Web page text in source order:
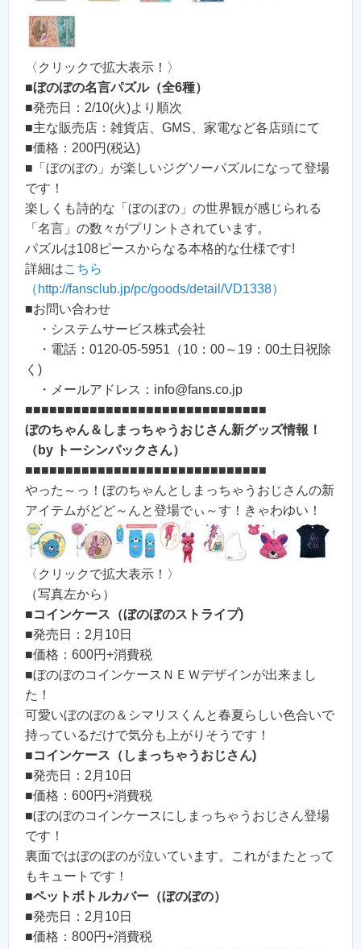
〈クリックで拡大表示！〉
■ぼのぼの名言パズル（全6種）
■発売日：2/10(火)より順次
■主な販売店：雑貨店、GMS、家電など各店頭にて
■価格：200円(税込)
■「ぼのぼの」が楽しいジグソーパズルになって登場
です！
楽しくも詩的な「ぼのぼの」の世界観が感じられる
「名言」の数々がプリントされています。
パズルは108ピースからなる本格的な仕様です!
詳細はこちら
（http://fansclub.jp/pc/goods/detail/VD1338）
■お問い合わせ
・システムサービス株式会社
・電話：0120-05-5951（10：00～19：00土日祝除
く)
・メールアドレス：info@fans.co.jp
■■■■■■■■■■■■■■■■■■■■■■■■■■■■■■
ぼのちゃん＆しまっちゃうおじさん新グッズ情報！
（by トーシンパックさん）
■■■■■■■■■■■■■■■■■■■■■■■■■■■■■■
やった～っ！ぼのちゃんとしまっちゃうおじさんの新
アイテムがどど～んと登場でぃ～す！きゃわゆい！
〈クリックで拡大表示！〉
（写真左から）
■コインケース（ぼのぼのストライプ)
■発売日：2月10日
■価格：600円+消費税
■ぼのぼのコインケースＮＥＷデザインが出来まし
た！
可愛いぼのぼの＆シマリスくんと春夏らしい色合いで
持っているだけで気分も上がりそうです！
■コインケース（しまっちゃうおじさん)
■発売日：2月10日
■価格：600円+消費税
■ぼのぼのコインケースにしまっちゃうおじさん登場
です！
裏面ではぼのぼのが泣いています。これがまたとって
もキュートです！
■ペットボトルカバー（ぼのぼの）
■発売日：2月10日
■価格：800円+消費税